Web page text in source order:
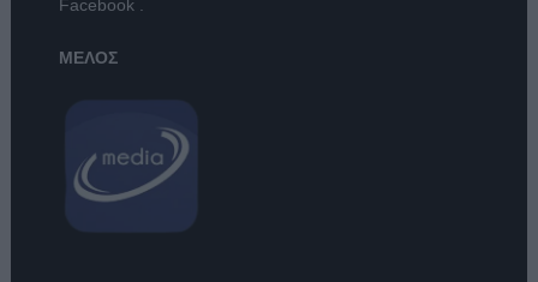
Facebook
ΜΕΛΟΣ